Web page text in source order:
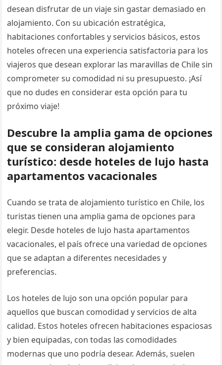
desean disfrutar de un viaje sin gastar demasiado en
alojamiento. Con su ubicación estratégica,
habitaciones confortables y servicios básicos, estos
hoteles ofrecen una experiencia satisfactoria para los
viajeros que desean explorar las maravillas de Chile sin
comprometer su comodidad ni su presupuesto. ¡Así
que no dudes en considerar esta opción para tu
próximo viaje!
Descubre la amplia gama de opciones
que se consideran alojamiento
turístico: desde hoteles de lujo hasta
apartamentos vacacionales
Cuando se trata de alojamiento turístico en Chile, los
turistas tienen una amplia gama de opciones para
elegir. Desde hoteles de lujo hasta apartamentos
vacacionales, el país ofrece una variedad de opciones
que se adaptan a diferentes necesidades y
preferencias.
Los hoteles de lujo son una opción popular para
aquellos que buscan comodidad y servicios de alta
calidad. Estos hoteles ofrecen habitaciones espaciosas
y bien equipadas, con todas las comodidades
modernas que uno podría desear. Además, suelen